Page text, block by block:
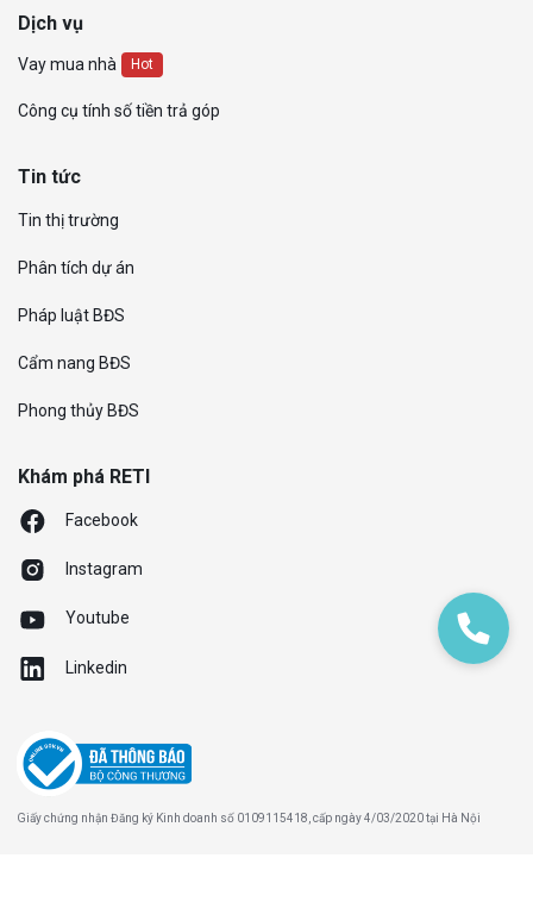
Dịch vụ
Vay mua nhà Hot
Công cụ tính số tiền trả góp
Tin tức
Tin thị trường
Phân tích dự án
Pháp luật BĐS
Cẩm nang BĐS
Phong thủy BĐS
Khám phá RETI
Facebook
Instagram
Youtube
Linkedin
Giấy chứng nhận Đăng ký Kinh doanh số 0109115418, cấp ngày 4/03/2020 tại Hà Nội